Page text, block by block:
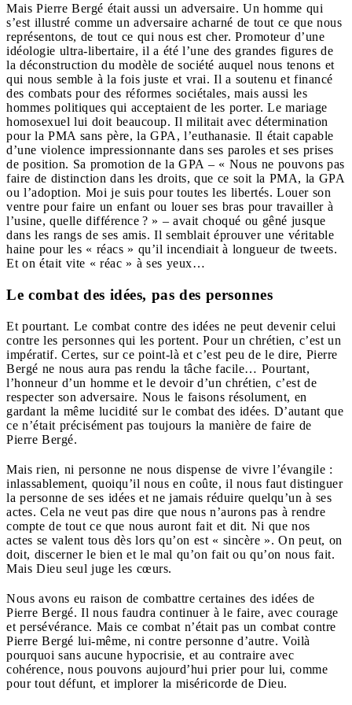
Mais Pierre Bergé était aussi un adversaire. Un homme qui
s’est illustré comme un adversaire acharné de tout ce que nous
représentons, de tout ce qui nous est cher. Promoteur d’une
idéologie ultra-libertaire, il a été l’une des grandes figures de
la déconstruction du modèle de société auquel nous tenons et
qui nous semble à la fois juste et vrai. Il a soutenu et financé
des combats pour des réformes sociétales, mais aussi les
hommes politiques qui acceptaient de les porter. Le mariage
homosexuel lui doit beaucoup. Il militait avec détermination
pour la PMA sans père, la GPA, l’euthanasie. Il était capable
d’une violence impressionnante dans ses paroles et ses prises
de position. Sa promotion de la GPA – « Nous ne pouvons pas
faire de distinction dans les droits, que ce soit la PMA, la GPA
ou l’adoption. Moi je suis pour toutes les libertés. Louer son
ventre pour faire un enfant ou louer ses bras pour travailler à
l’usine, quelle différence ? » – avait choqué ou gêné jusque
dans les rangs de ses amis. Il semblait éprouver une véritable
haine pour les « réacs » qu’il incendiait à longueur de tweets.
Et on était vite « réac » à ses yeux…
Le combat des idées, pas des personnes
Et pourtant. Le combat contre des idées ne peut devenir celui
contre les personnes qui les portent. Pour un chrétien, c’est un
impératif. Certes, sur ce point-là et c’est peu de le dire, Pierre
Bergé ne nous aura pas rendu la tâche facile… Pourtant,
l’honneur d’un homme et le devoir d’un chrétien, c’est de
respecter son adversaire. Nous le faisons résolument, en
gardant la même lucidité sur le combat des idées. D’autant que
ce n’était précisément pas toujours la manière de faire de
Pierre Bergé.
Mais rien, ni personne ne nous dispense de vivre l’évangile :
inlassablement, quoiqu’il nous en coûte, il nous faut distinguer
la personne de ses idées et ne jamais réduire quelqu’un à ses
actes. Cela ne veut pas dire que nous n’aurons pas à rendre
compte de tout ce que nous auront fait et dit. Ni que nos
actes se valent tous dès lors qu’on est « sincère ». On peut, on
doit, discerner le bien et le mal qu’on fait ou qu’on nous fait.
Mais Dieu seul juge les cœurs.
Nous avons eu raison de combattre certaines des idées de
Pierre Bergé. Il nous faudra continuer à le faire, avec courage
et persévérance. Mais ce combat n’était pas un combat contre
Pierre Bergé lui-même, ni contre personne d’autre. Voilà
pourquoi sans aucune hypocrisie, et au contraire avec
cohérence, nous pouvons aujourd’hui prier pour lui, comme
pour tout défunt, et implorer la miséricorde de Dieu.